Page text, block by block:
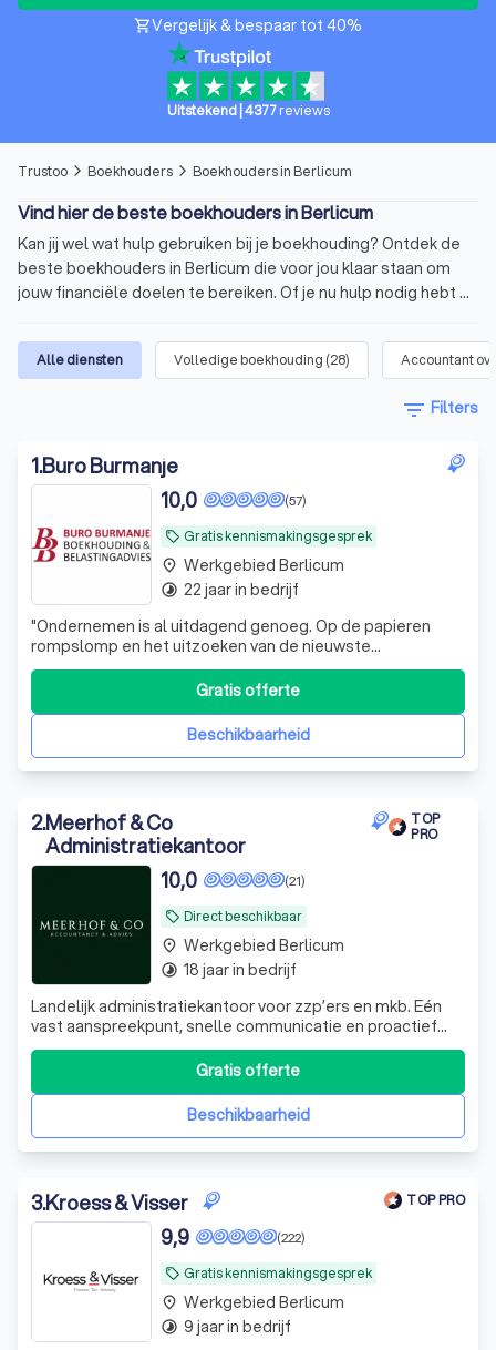
shopping_cartVergelijk & bespaar tot 40%
Uitstekend| 4377 reviews
Trustoo arrow_forward_ios Boekhouders arrow_forward_ios Boekhouders in Berlicum
Vind hier de beste boekhouders in Berlicum
Kan jij wel wat hulp gebruiken bij je boekhouding? Ontdek de
beste boekhouders in Berlicum die voor jou klaar staan om
jouw financiële doelen te bereiken. Of je nu hulp nodig hebt bij
financiële planning. Via Trustoo vind je gemakkelijk de beste
boekhouders uit Berlicum. Wij hebben zorgvuldig een top 10
boekhouders hebben een gemiddelde Trustoo Score van 8.8
1000+ klantenbeoordelingen vanuit verschillende bronnen.
Wat is een boekhouder? Ontdek de
wereld van boekhouding
Welke diensten biedt een boekhouder?
Ontdek de mogelijkheden
Hoe vind je een goede boekhouder? Volg
deze stappen
Alle diensten Volledige boekhouding (28) Accountant
filter_list Filters
1.Buro Burmanje
local_offer Gratis kennismakingsgesprek
(57)
10,0
"Ondernemen is al uitdagend genoeg. Op de papieren
rompslomp en het uitzoeken van de nieuwste
belastingregels zit je helemaal niet te wachten. Daar
schakel je de ervaren boekhouders van Buro Burmanje
voor in! Je kunt bij ons terecht voor boekhouding,
(salaris)administratie, hulp bij belastingen en b
Beschikbaarheid
Gratis offerte
place Werkgebied Berlicum
timelapse 22 jaar in bedrijf
2.Meerhof & Co
Administratiekantoor
TOP
PRO
local_offer Direct beschikbaar
(21)
10,0
Landelijk administratiekantoor voor zzp’ers en mkb. Eén
vast aanspreekpunt, snelle communicatie en proactief
fiscaal en financieel advies.
Beschikbaarheid
Gratis offerte
place Werkgebied Berlicum
timelapse 18 jaar in bedrijf
3.Kroess & Visser TOP PRO
local_offer Gratis kennismakingsgesprek
(222)
9,9
place Werkgebied Berlicum
timelapse 9 jaar in bedrijf